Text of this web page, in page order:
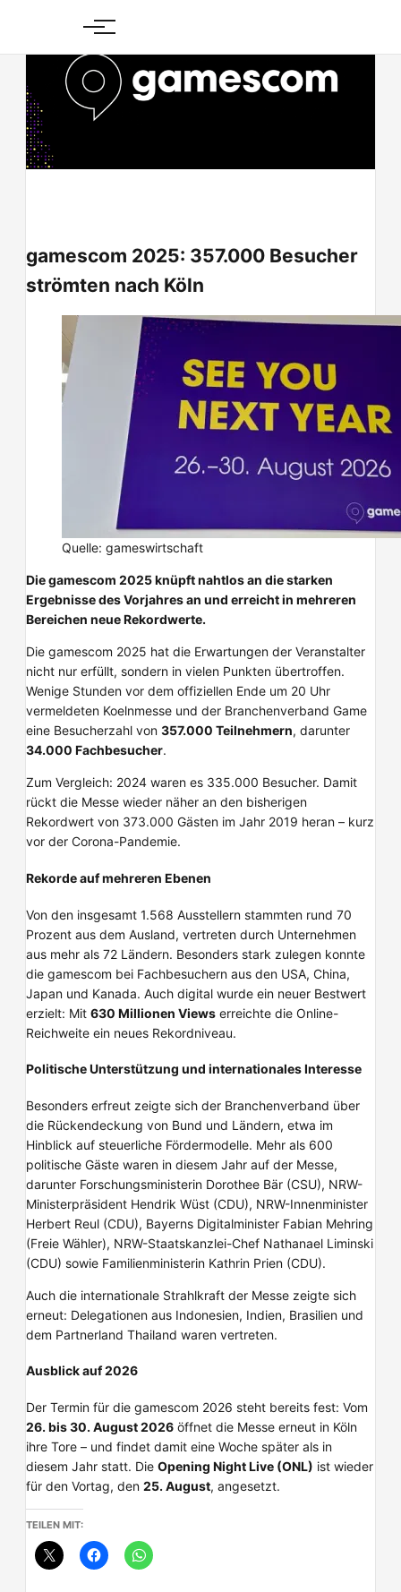
content
gamescom 2025: 357.000 Besucher
strömten nach Köln
Quelle: gameswirtschaft
Die gamescom 2025 knüpft nahtlos an die starken
Ergebnisse des Vorjahres an und erreicht in mehreren
Bereichen neue Rekordwerte.
Die gamescom 2025 hat die Erwartungen der Veranstalter
nicht nur erfüllt, sondern in vielen Punkten übertroffen.
Wenige Stunden vor dem offiziellen Ende um 20 Uhr
vermeldeten Koelnmesse und der Branchenverband Game
eine Besucherzahl von 357.000 Teilnehmern, darunter
34.000 Fachbesucher.
Zum Vergleich: 2024 waren es 335.000 Besucher. Damit
rückt die Messe wieder näher an den bisherigen
Rekordwert von 373.000 Gästen im Jahr 2019 heran – kurz
vor der Corona-Pandemie.
Rekorde auf mehreren Ebenen
Von den insgesamt 1.568 Ausstellern stammten rund 70
Prozent aus dem Ausland, vertreten durch Unternehmen
aus mehr als 72 Ländern. Besonders stark zulegen konnte
die gamescom bei Fachbesuchern aus den USA, China,
Japan und Kanada. Auch digital wurde ein neuer Bestwert
erzielt: Mit 630 Millionen Views erreichte die Online-
Reichweite ein neues Rekordniveau.
Politische Unterstützung und internationales Interesse
Besonders erfreut zeigte sich der Branchenverband über
die Rückendeckung von Bund und Ländern, etwa im
Hinblick auf steuerliche Fördermodelle. Mehr als 600
politische Gäste waren in diesem Jahr auf der Messe,
darunter Forschungsministerin Dorothee Bär (CSU), NRW-
Ministerpräsident Hendrik Wüst (CDU), NRW-Innenminister
Herbert Reul (CDU), Bayerns Digitalminister Fabian Mehring
(Freie Wähler), NRW-Staatskanzlei-Chef Nathanael Liminski
(CDU) sowie Familienministerin Kathrin Prien (CDU).
Auch die internationale Strahlkraft der Messe zeigte sich
erneut: Delegationen aus Indonesien, Indien, Brasilien und
dem Partnerland Thailand waren vertreten.
Ausblick auf 2026
Der Termin für die gamescom 2026 steht bereits fest: Vom
26. bis 30. August 2026 öffnet die Messe erneut in Köln
ihre Tore – und findet damit eine Woche später als in
diesem Jahr statt. Die Opening Night Live (ONL) ist wieder
für den Vortag, den 25. August, angesetzt.
TEILEN MIT: